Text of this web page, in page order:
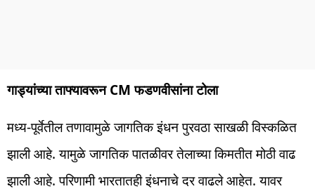
गाड्यांच्या ताफ्यावरून CM फडणवीसांना टोला
मध्य-पूर्वेतील तणावामुळे जागतिक इंधन पुरवठा साखळी विस्कळित
झाली आहे. यामुळे जागतिक पातळीवर तेलाच्या किमतीत मोठी वाढ
झाली आहे. परिणामी भारतातही इंधनाचे दर वाढले आहेत. यावर